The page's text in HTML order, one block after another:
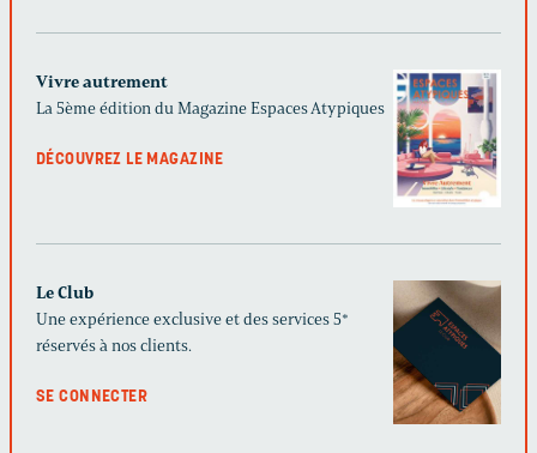
Vivre autrement
La 5ème édition du Magazine Espaces Atypiques
DÉCOUVREZ LE MAGAZINE
Le Club
Une expérience exclusive et des services 5*
réservés à nos clients.
SE CONNECTER